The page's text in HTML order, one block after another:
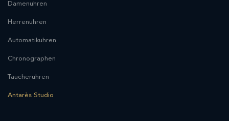
Damenuhren
Herrenuhren
Automatikuhren
Chronographen
Taucheruhren
Antarès Studio